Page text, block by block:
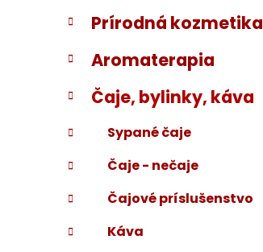
B
č
ý
a
n
l
Preskočiť
kategórie
K
a
t
e
ó
i
Prírodná kozmetika
Aromaterapia
Čaje, bylinky, káva
Sypané čaje
Čaje - nečaje
Čajové príslušenstvo
Káva